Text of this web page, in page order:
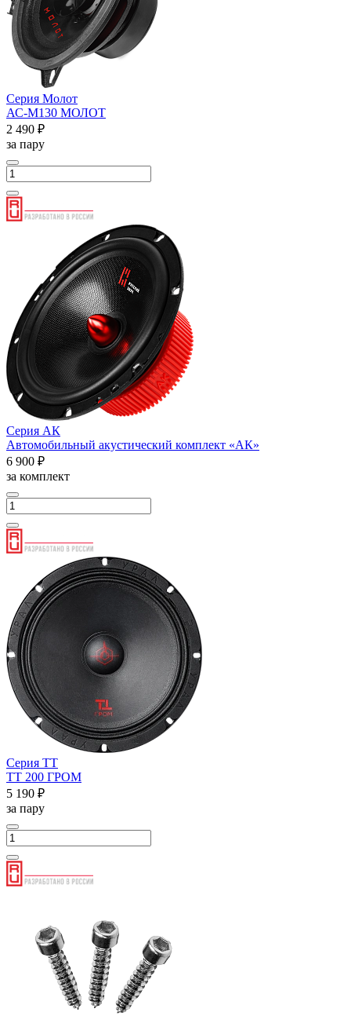
Серия Молот
АС-М130 МОЛОТ
2 490 ₽
за пару
Серия АК
Автомобильный акустический комплект «АК»
6 900 ₽
за комплект
Серия ТТ
ТТ 200 ГРОМ
5 190 ₽
за пару